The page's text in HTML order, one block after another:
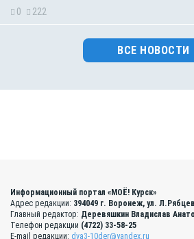
0 222
ВСЕ НОВОСТИ
Информационный портал «МОЁ! Курск»
Адрес редакции: 394049 г. Воронеж, ул.
Главный редактор: Деревяшкин Владислав
Телефон редакции (4722) 33-58-25
E-mail редакции: dva3-10der@yandex.ru